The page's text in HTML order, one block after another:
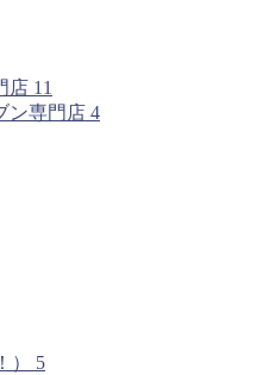
店 11
ン専門店 4
） 5